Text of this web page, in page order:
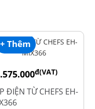
+ Thêm
đ(VAT)
ĐIỆN TỪ CHEFS EH-